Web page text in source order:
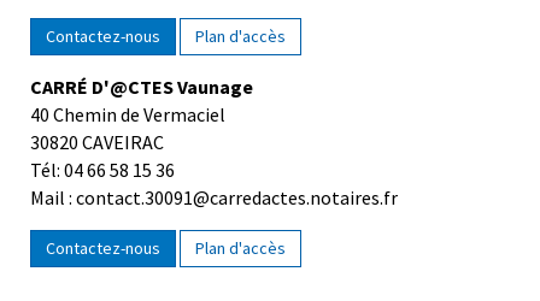
Contactez-nous Plan d'accès
CARRÉ D'@CTES Vaunage
40 Chemin de Vermaciel
30820 CAVEIRAC
Tél: 04 66 58 15 36
Mail : contact.30091@carredactes.notaires.fr
Contactez-nous Plan d'accès